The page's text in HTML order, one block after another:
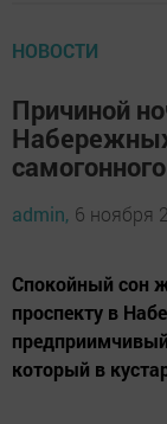
НОВОСТИ
Причиной
admin, 6 ноября
Спокойный сон
проспекту в
который в